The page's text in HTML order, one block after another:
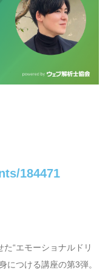
184471
“エモーショナルドリ
につける講座の第3弾。